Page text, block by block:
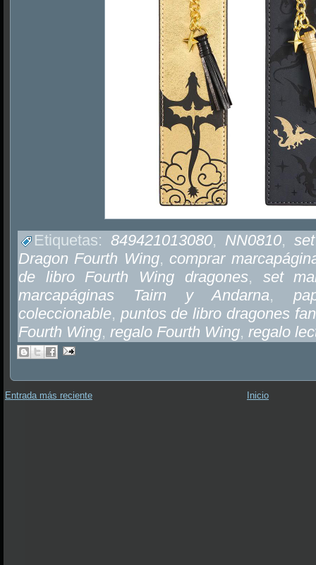
Etiquetas: 849421013080, NN0810,
Dragon Fourth Wing, comprar
de libro Fourth Wing dragones, set
marcapáginas Tairn y Andarna,
coleccionable, puntos de libro dragones
Fourth Wing, regalo Fourth Wing, regalo
Entrada más reciente Inicio